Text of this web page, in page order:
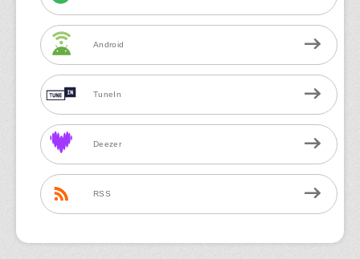
Android
TuneIn
Deezer
RSS